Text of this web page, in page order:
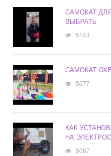
САМОКАТ
ВЫБРАТЬ
5143
САМОКАТ
5677
КАК
НА
5067